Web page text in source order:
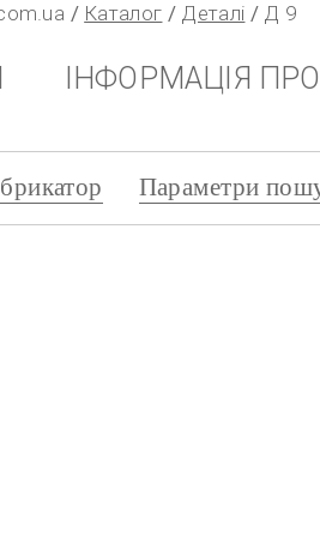
Каталог Деталі Д 9
ІНФОРМАЦІЯ
Параметри